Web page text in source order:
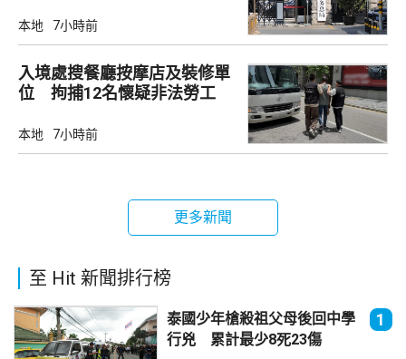
本地 7小時前
入境處搜餐廳按摩店及裝修單
位 拘捕12名懷疑非法勞工
本地 7小時前
更多新聞
至 Hit 新聞排行榜
泰國少年槍殺祖父母後回中學
行兇 累計最少8死23傷
1